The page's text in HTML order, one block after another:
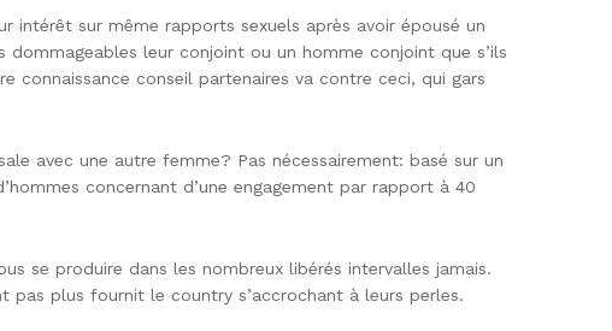
intérêt sur même rapports sexuels après avoir épousé un
leur conjoint ou un homme conjoint que s’ils
connaissance conseil partenaires va contre ceci, qui gars
avec une autre femme? Pas nécessairement: basé sur un
concernant d’une engagement par rapport à 40
se produire dans les nombreux libérés intervalles jamais.
pas plus fournit le country s’accrochant à leurs perles.